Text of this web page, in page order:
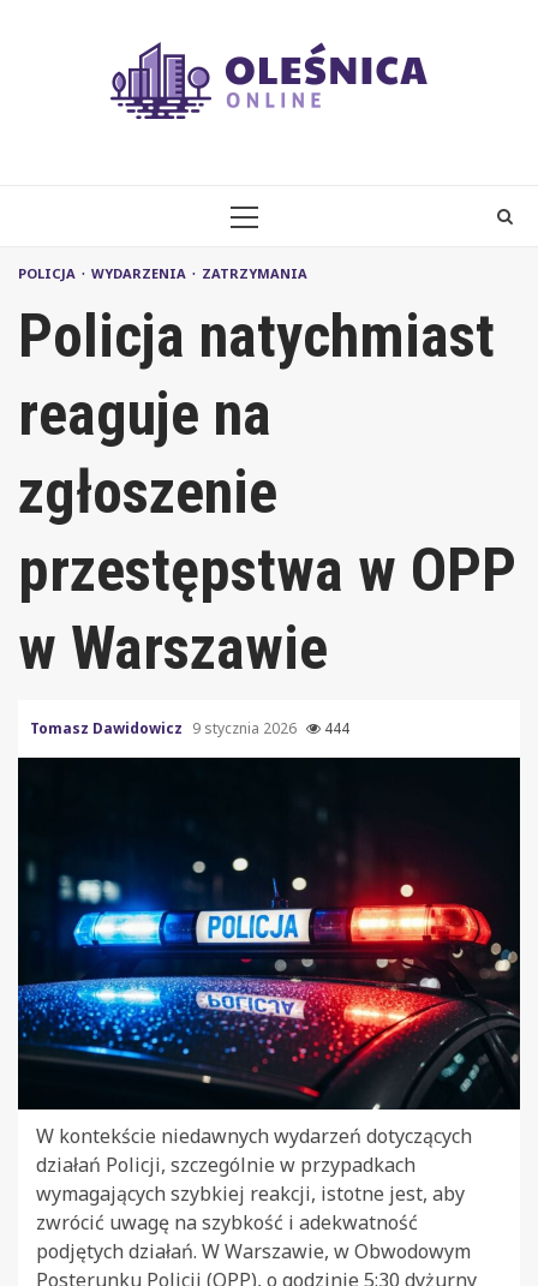
PRIMARY
POLICJA WYDARZENIA ZATRZYMANIA
Policja natychmiast
reaguje na
zgłoszenie
przestępstwa w OPP
w Warszawie
Tomasz Dawidowicz 9 stycznia 2026 444
W kontekście niedawnych wydarzeń dotyczących
działań Policji, szczególnie w przypadkach
wymagających szybkiej reakcji, istotne jest, aby
zwrócić uwagę na szybkość i adekwatność
podjętych działań. W Warszawie, w Obwodowym
Posterunku Policji (OPP), o godzinie 5:30 dyżurny